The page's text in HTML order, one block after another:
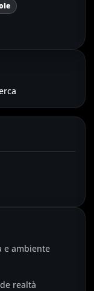
e ambiente
realtà